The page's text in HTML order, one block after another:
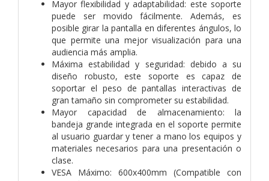
Mayor flexibilidad y adaptabilidad: este soporte
puede ser movido fácilmente. Además, es
posible girar la pantalla en diferentes ángulos, lo
que permite una mejor visualización para una
audiencia más amplia.
Máxima estabilidad y seguridad: debido a su
diseño robusto, este soporte es capaz de
soportar el peso de pantallas interactivas de
gran tamaño sin comprometer su estabilidad.
Mayor capacidad de almacenamiento: la
bandeja grande integrada en el soporte permite
al usuario guardar y tener a mano los equipos y
materiales necesarios para una presentación o
clase.
VESA Máximo: 600x400mm (Compatible con